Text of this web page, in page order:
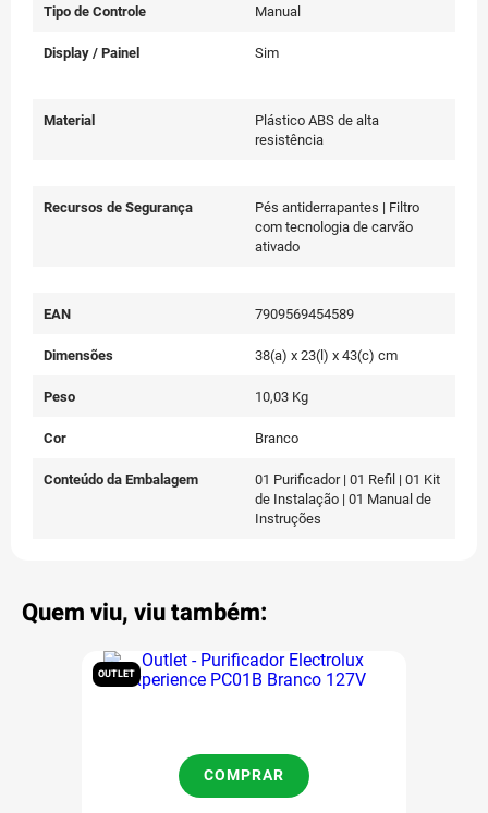
Tipo de Controle Manual
Display / Painel Sim
Material
Plástico ABS de alta
resistência
Recursos de Segurança
Pés antiderrapantes | Filtro
com tecnologia de carvão
ativado
EAN 7909569454589
Dimensões 38(a) x 23(l) x 43(c) cm
Peso 10,03 Kg
Cor Branco
Conteúdo da Embalagem
01 Purificador | 01 Refil | 01 Kit
de Instalação | 01 Manual de
Instruções
Quem viu, viu também:
OUTLET
COMPRAR